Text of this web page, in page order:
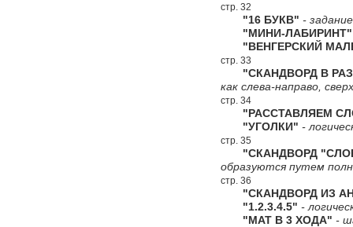
стр. 32
"16 БУКВ" -
"МИНИ-ЛАБИРИНТ"
"ВЕНГЕРСКИЙ
стр. 33
"СКАНДВОРД В
как слева-направо,
стр. 34
"РАССТАВЛЯЕМ
"УГОЛКИ" -
стр. 35
"СКАНДВОРД
образуются путем
стр. 36
"СКАНДВОРД ИЗ
"1.2.3.4.5" -
"МАТ В 3 ХОДА" -